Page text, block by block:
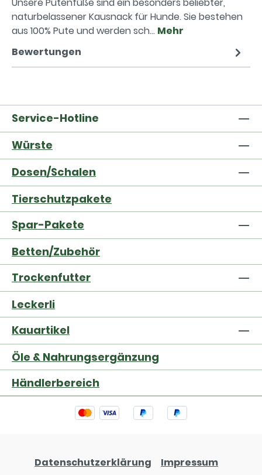
naturbelassener Kausnack für Hunde. Sie bestehen
aus 100% Pute und werden sch… Mehr
Bewertungen
Service-Hotline
Würste
Dosen/Schalen
Tierschutzpakete
Spar-Pakete
Betten/Zubehör
Trockenfutter
Leckerli
Kauartikel
Öle & Nahrungsergänzung
Händlerbereich
Datenschutzerklärung Impressum